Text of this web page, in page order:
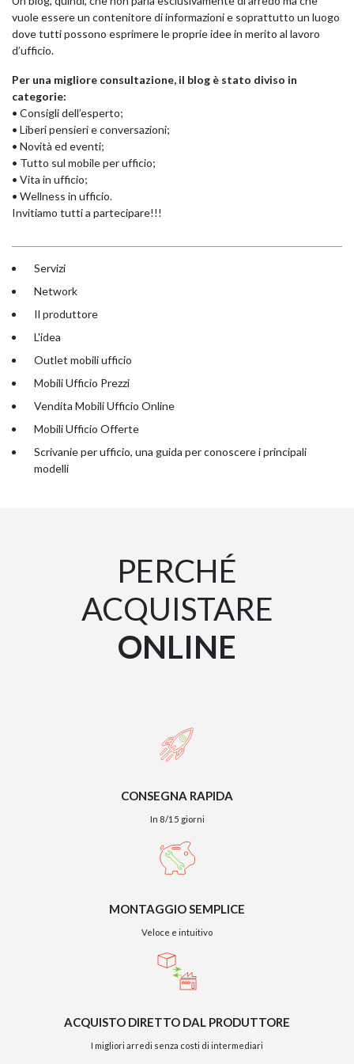
vuole essere un contenitore di informazioni e soprattutto un luogo
dove tutti possono esprimere le proprie idee in merito al lavoro
d’ufficio.
Per una migliore consultazione, il blog è stato diviso in
categorie:
• Consigli dell’esperto;
• Liberi pensieri e conversazioni;
• Novità ed eventi;
• Tutto sul mobile per ufficio;
• Vita in ufficio;
• Wellness in ufficio.
Invitiamo tutti a partecipare!!!
Servizi
Network
Il produttore
L'idea
Outlet mobili ufficio
Mobili Ufficio Prezzi
Vendita Mobili Ufficio Online
Mobili Ufficio Offerte
Scrivanie per ufficio, una guida per conoscere i principali
modelli
PERCHÉ
ACQUISTARE
ONLINE
CONSEGNA RAPIDA
In 8/15 giorni
MONTAGGIO SEMPLICE
Veloce e intuitivo
ACQUISTO DIRETTO DAL PRODUTTORE
I migliori arredi senza costi di intermediari